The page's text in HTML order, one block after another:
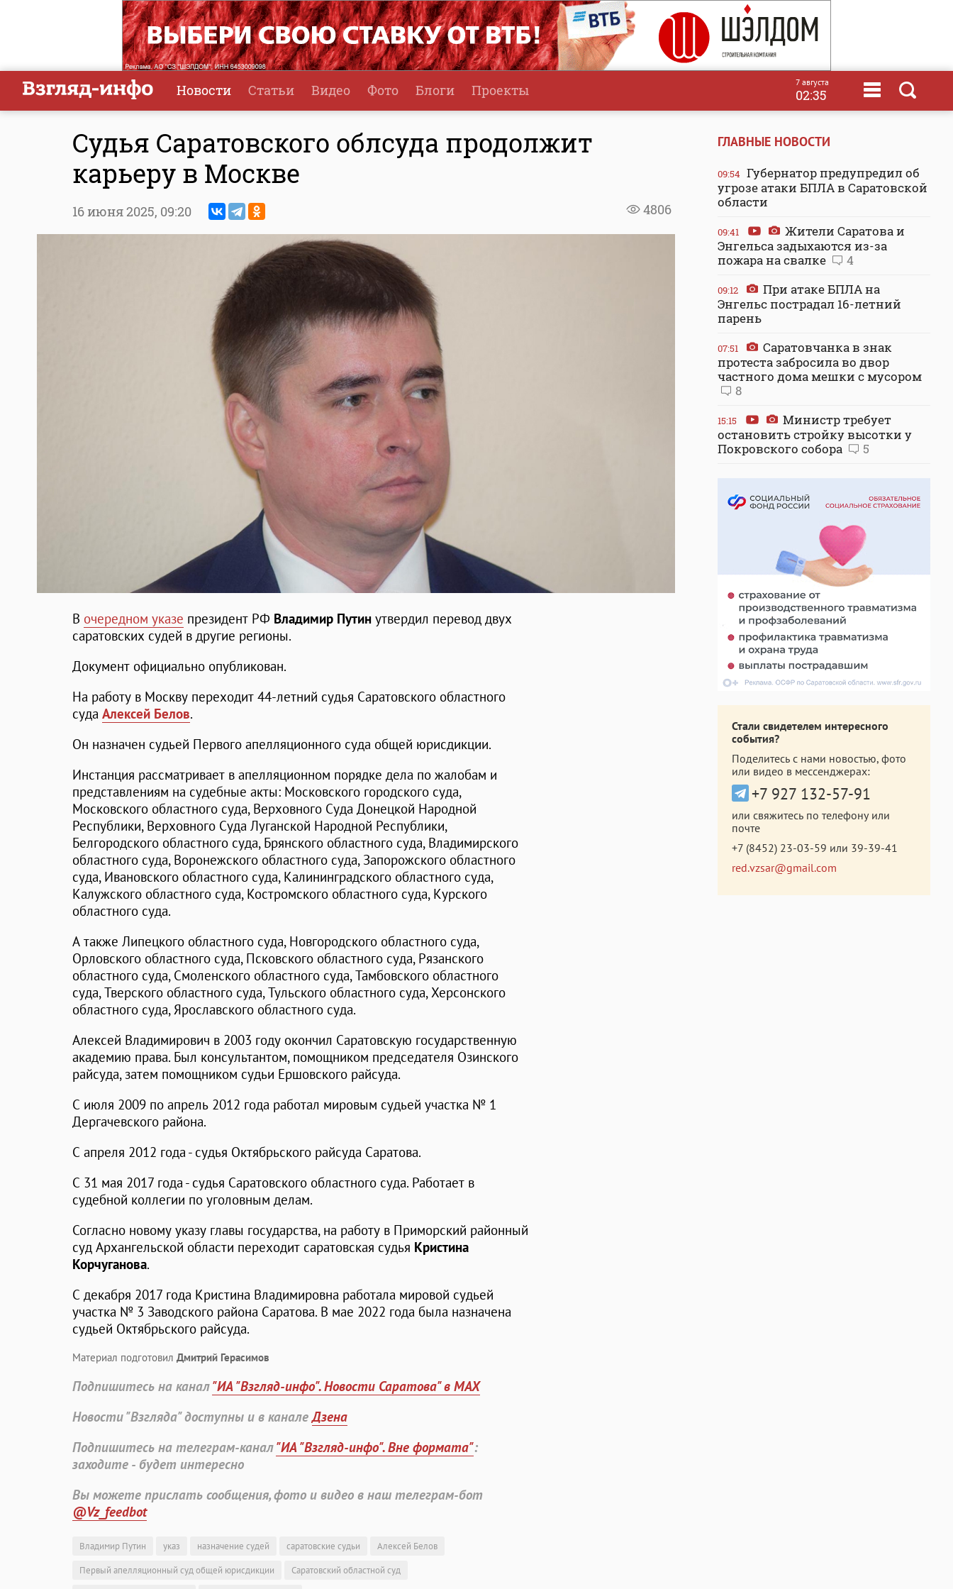
Новости Статьи Видео Фото Блоги Проекты 7 августа
02:35
Судья Саратовского облсуда продолжит
карьеру в Москве
4806
16 июня 2025, 09:20
В очередном указе президент РФ Владимир Путин утвердил перевод двух
саратовских судей в другие регионы.
Документ официально опубликован.
На работу в Москву переходит 44-летний судья Саратовского областного
суда Алексей Белов.
Он назначен судьей Первого апелляционного суда общей юрисдикции.
Инстанция рассматривает в апелляционном порядке дела по жалобам и
представлениям на судебные акты: Московского городского суда,
Московского областного суда, Верховного Суда Донецкой Народной
Республики, Верховного Суда Луганской Народной Республики,
Белгородского областного суда, Брянского областного суда, Владимирского
областного суда, Воронежского областного суда, Запорожского областного
суда, Ивановского областного суда, Калининградского областного суда,
Калужского областного суда, Костромского областного суда, Курского
областного суда.
А также Липецкого областного суда, Новгородского областного суда,
Орловского областного суда, Псковского областного суда, Рязанского
областного суда, Смоленского областного суда, Тамбовского областного
суда, Тверского областного суда, Тульского областного суда, Херсонского
областного суда, Ярославского областного суда.
Алексей Владимирович в 2003 году окончил Саратовскую государственную
академию права. Был консультантом, помощником председателя Озинского
райсуда, затем помощником судьи Ершовского райсуда.
С июля 2009 по апрель 2012 года работал мировым судьей участка № 1
Дергачевского района.
С апреля 2012 года - судья Октябрьского райсуда Саратова.
С 31 мая 2017 года - судья Саратовского областного суда. Работает в
судебной коллегии по уголовным делам.
Согласно новому указу главы государства, на работу в Приморский районный
суд Архангельской области переходит саратовская судья Кристина
Корчуганова.
С декабря 2017 года Кристина Владимировна работала мировой судьей
участка № 3 Заводского района Саратова. В мае 2022 года была назначена
судьей Октябрьского райсуда.
Материал подготовил Дмитрий Герасимов
Подпишитесь на канал"ИА "Взгляд-инфо". Новости Саратова" в MAX
Новости "Взгляда" доступны и в каналеДзена
Подпишитесь на телеграм-канал"ИА "Взгляд-инфо". Вне формата":
заходите - будет интересно
Вы можете прислать сообщения, фото и видео в наш телеграм-бот
@Vz_feedbot
Владимир Путин указ назначение судей саратовские судьи
Алексей Белов
Первый апелляционный суд общей юрисдикции
Саратовский областной суд
ГЛАВНЫЕ НОВОСТИ
09:54 Губернатор предупредил об
угрозе атаки БПЛА в Саратовской
области
09:41
Жители Саратова и
Энгельса задыхаются из-за
пожара на свалке
4
09:12
При атаке БПЛА на
Энгельс пострадал 16-летний
парень
07:51
Саратовчанка в знак
протеста забросила во двор
частного дома мешки с мусором
8
15:15
Министр требует
остановить стройку высотки у
Покровского собора
5
Стали свидетелем интересного
события?
Поделитесь с нами новостью, фото
или видео в мессенджерах:
+7 927 132-57-91
или свяжитесь по телефону или
почте
+7 (8452) 23-03-59 или 39-39-41
red.vzsar@gmail.com